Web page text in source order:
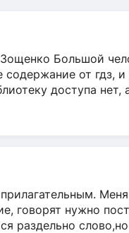
Большой
содержание от гдз,
доступа
говорят нужно
раздельно